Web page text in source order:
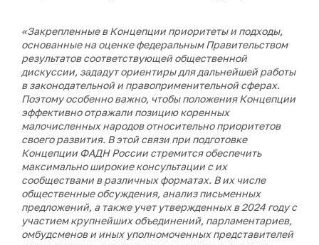
«Закрепленные в Концепции приоритеты и подходы,
основанные на оценке федеральным Правительством
результатов соответствующей общественной
дискуссии, зададут ориентиры для дальнейшей работы
в законодательной и правоприменительной сферах.
Поэтому особенно важно, чтобы положения Концепции
эффективно отражали позицию коренных
малочисленных народов относительно приоритетов
своего развития. В этой связи при подготовке
Концепции ФАДН России стремится обеспечить
максимально широкие консультации с их
сообществами в различных форматах. В их числе
общественные обсуждения, анализ письменных
предложений, а также учет утвержденных в 2024 году с
участием крупнейших объединений, парламентариев,
омбудсменов и иных уполномоченных представителей